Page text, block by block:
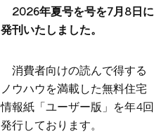
2026年夏号を号を7月8日に
発刊いたしました。
消費者向けの読んで得する
ノウハウを満載した無料住宅
情報紙「ユーザー版」を年4回
発行しております。